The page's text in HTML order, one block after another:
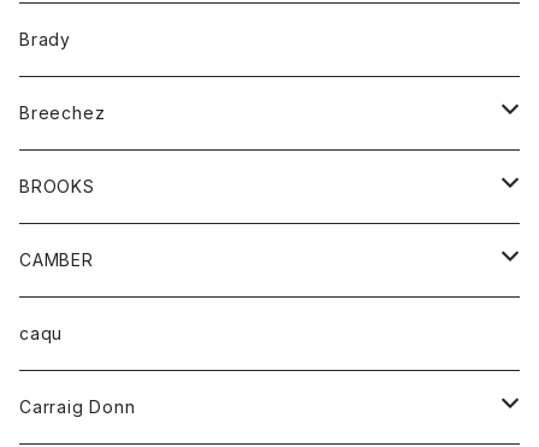
コート
バッグ
ベルト
キッズ
Tシャツ
グッズ
アンダーウェアー
カードホルダー
トップス
カーディガン
ボトム
オーバーオール
ショートパンツ
レディース
オーバーオール
Brady
Breechez
シャツ
BROOKS
グッズ
靴
CAMBER
トップス
ハーフスリーブTシャツ
caqu
Carraig Donn